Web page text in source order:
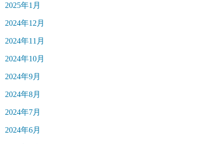
2025年1月
2024年12月
2024年11月
2024年10月
2024年9月
2024年8月
2024年7月
2024年6月